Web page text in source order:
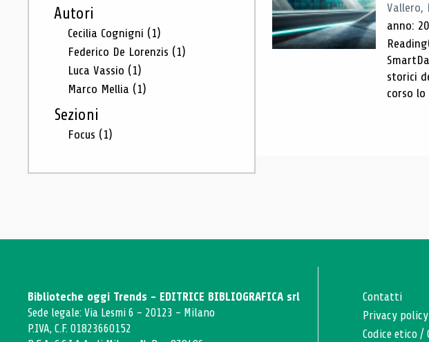
Autori
Cecilia Cognigni (1)
Federico De Lorenzis (1)
Luca Vassio (1)
Marco Mellia (1)
Sezioni
Focus (1)
Vallero,
anno:
storici
corso
Biblioteche oggi Trends - EDITRICE BIBLIOGRAFICA srl
Sede legale: Via Lesmi 6 - 20123 - Milano
P.IVA, C.F. 01823660152
Contatti
Privacy policy
Codice etico /